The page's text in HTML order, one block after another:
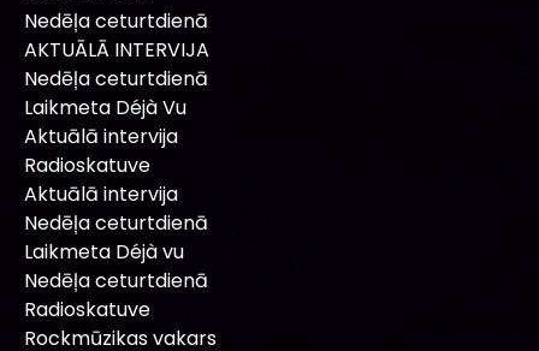
Nedēļa ceturtdienā
AKTUĀLĀ INTERVIJA
Nedēļa ceturtdienā
Laikmeta Déjà Vu
Aktuālā intervija
Radioskatuve
Aktuālā intervija
Nedēļa ceturtdienā
Laikmeta Déjà vu
Nedēļa ceturtdienā
Radioskatuve
Rockmūzikas vakars